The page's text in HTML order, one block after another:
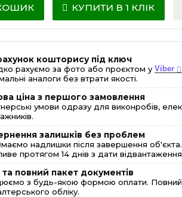
КУПИТИ В 1 КЛІК
кошторису під ключ
рахуємо за фото або проєктом уViber
аналоги без втрати якості.
ціна з першого замовлення
умови одразу для виконробів,
залишків без проблем
надлишки після завершення
протягом 14 днів з дати
повний пакет документів
з будь-якою формою оплати. Повний
обліку.